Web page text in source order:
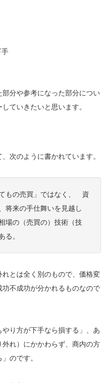
手
分や参考になった部分につい
ていきたいと思います。
次のように書かれています。
もの売買」ではなく、 資
将来の手仕舞いを見越し
場の（売買の）技術（技
る。
とは全く別のもので、価格変
不成功が分かれるものなので
り方が下手なら損する」、あ
れ）にかかわらず、商内の方
のです。